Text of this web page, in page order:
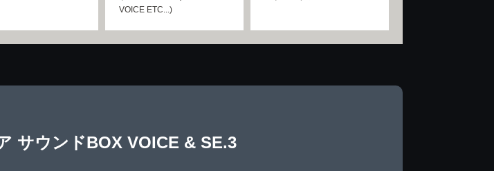
VOICE ETC...)
サウンドBOX VOICE & SE.3